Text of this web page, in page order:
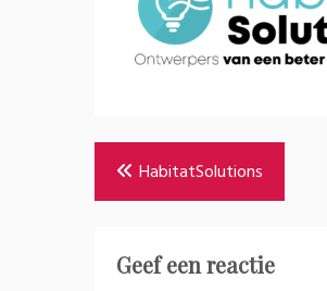
Bericht
navigatie
HabitatSolutions
Geef een reactie